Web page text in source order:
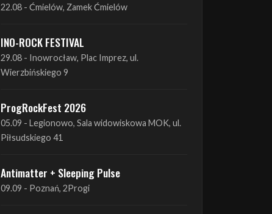
22.08 - Ćmielów, Zamek Ćmielów
INO-ROCK FESTIVAL
29.08 - Inowrocław, Plac Imprez, ul.
Wierzbińskiego 9
ProgRockFest 2026
05.09 - Legionowo, Sala widowiskowa MOK, ul.
Piłsudskiego 41
Antimatter + Sleeping Pulse
09.09 - Poznań, 2Progi